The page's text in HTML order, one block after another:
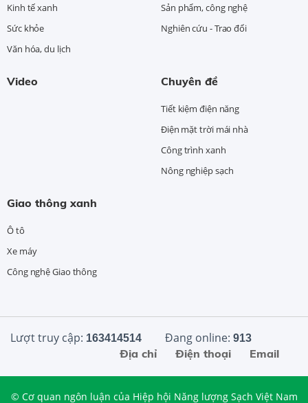
Kinh tế xanh
Sức khỏe
Văn hóa, du lịch
Sản phẩm, công nghệ
Nghiên cứu - Trao đổi
Video Chuyên đề
Tiết kiệm điện năng
Điện mặt trời mái nhà
Công trình xanh
Nông nghiệp sạch
Giao thông xanh
Ô tô
Xe máy
Công nghệ Giao thông
Lượt truy cập: 163414514 Đang online: 913
Email
Điện thoại
Địa chỉ
© Cơ quan ngôn luận của Hiệp hội Năng lượng Sạch Việt Nam